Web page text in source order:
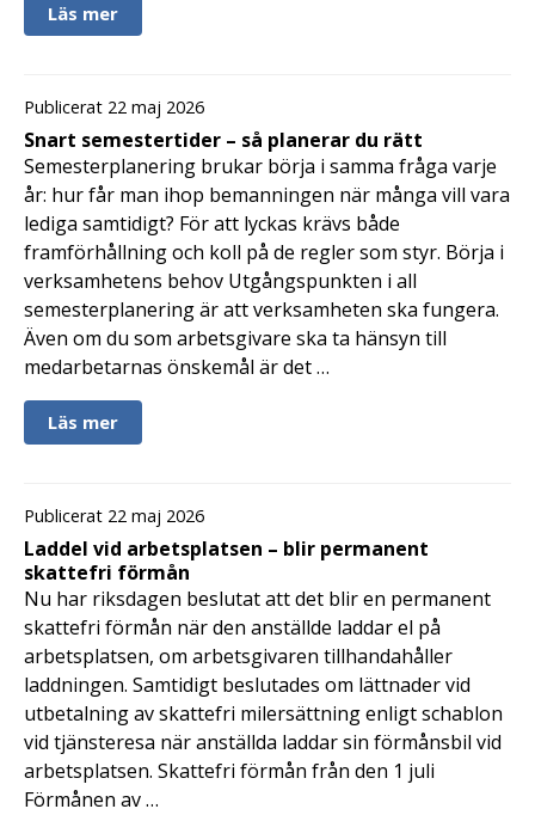
Läs mer
Publicerat 22 maj 2026
Snart semestertider – så planerar du rätt
Semesterplanering brukar börja i samma fråga varje
år: hur får man ihop bemanningen när många vill vara
lediga samtidigt? För att lyckas krävs både
framförhållning och koll på de regler som styr. Börja i
verksamhetens behov Utgångspunkten i all
semesterplanering är att verksamheten ska fungera.
Även om du som arbetsgivare ska ta hänsyn till
medarbetarnas önskemål är det …
Läs mer
Publicerat 22 maj 2026
Laddel vid arbetsplatsen – blir permanent
skattefri förmån
Nu har riksdagen beslutat att det blir en permanent
skattefri förmån när den anställde laddar el på
arbetsplatsen, om arbetsgivaren tillhandahåller
laddningen. Samtidigt beslutades om lättnader vid
utbetalning av skattefri milersättning enligt schablon
vid tjänsteresa när anställda laddar sin förmånsbil vid
arbetsplatsen. Skattefri förmån från den 1 juli
Förmånen av …